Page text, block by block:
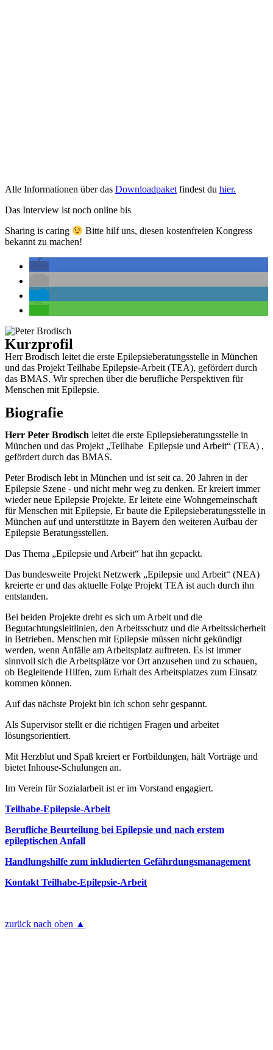
Alle Informationen über das Downloadpaket findest du hier.
Das Interview ist noch online bis
Sharing is caring
Bitte hilf uns, diesen kostenfreien Kongress
bekannt zu machen!
Kurzprofil
Herr Brodisch leitet die erste Epilepsieberatungsstelle in München
und das Projekt Teilhabe Epilepsie-Arbeit (TEA), gefördert durch
das BMAS. Wir sprechen über die berufliche Perspektiven für
Menschen mit Epilepsie.
Biografie
Herr Peter Brodisch leitet die erste Epilepsieberatungsstelle in
München und das Projekt „Teilhabe Epilepsie und Arbeit“ (TEA) ,
gefördert durch das BMAS.
Peter Brodisch lebt in München und ist seit ca. 20 Jahren in der
Epilepsie Szene - und nicht mehr weg zu denken. Er kreiert immer
wieder neue Epilepsie Projekte. Er leitete eine Wohngemeinschaft
für Menschen mit Epilepsie, Er baute die Epilepsieberatungsstelle in
München auf und unterstützte in Bayern den weiteren Aufbau der
Epilepsie Beratungsstellen.
Das Thema „Epilepsie und Arbeit“ hat ihn gepackt.
Das bundesweite Projekt Netzwerk „Epilepsie und Arbeit“ (NEA)
kreierte er und das aktuelle Folge Projekt TEA ist auch durch ihn
entstanden.
Bei beiden Projekte dreht es sich um Arbeit und die
Begutachtungsleitlinien, den Arbeitsschutz und die Arbeitssicherheit
in Betrieben. Menschen mit Epilepsie müssen nicht gekündigt
werden, wenn Anfälle am Arbeitsplatz auftreten. Es ist immer
sinnvoll sich die Arbeitsplätze vor Ort anzusehen und zu schauen,
ob Begleitende Hilfen, zum Erhalt des Arbeitsplatzes zum Einsatz
kommen können.
Auf das nächste Projekt bin ich schon sehr gespannt.
Als Supervisor stellt er die richtigen Fragen und arbeitet
lösungsorientiert.
Mit Herzblut und Spaß kreiert er Fortbildungen, hält Vorträge und
bietet Inhouse-Schulungen an.
Im Verein für Sozialarbeit ist er im Vorstand engagiert.
Teilhabe-Epilepsie-Arbeit
Berufliche Beurteilung bei Epilepsie und nach erstem
epileptischen Anfall
Handlungshilfe zum inkludierten Gefährdungsmanagement
Kontakt Teilhabe-Epilepsie-Arbeit
zurück nach oben ▲